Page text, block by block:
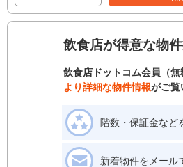
飲食店が得意な物
飲食店ドットコム会員（無
より詳細な物件情報がご覧
階数・保証金など
新着物件をメール